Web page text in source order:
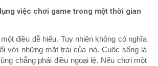
việc chơi game trong một thời gian
điều dễ hiểu. Tuy nhiên không có nghĩa
với những mặt trái của nó. Cuộc sống là
chẳng phải điều ngoại lệ. Nếu chơi một